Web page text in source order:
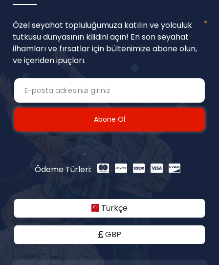
Özel seyahat topluluğumuza katılın ve yolculuk
tutkusu dünyasının kilidini açın! En son seyahat
ilhamları ve fırsatlar için bültenimize abone olun,
ve içeriden ipuçları.
Abone Ol
Ödeme Türleri:
Türkçe
GBP